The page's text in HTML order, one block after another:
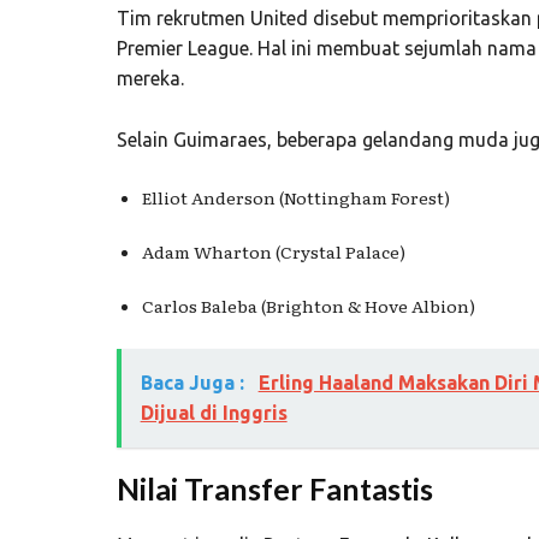
Tim rekrutmen United disebut memprioritaskan
Premier League. Hal ini membuat sejumlah
mereka.
Selain Guimaraes, beberapa gelandang muda
Elliot Anderson(Nottingham Forest)
Adam Wharton(Crystal Palace)
Carlos Baleba(Brighton & Hove Albion)
Baca Juga :
Erling Haaland Maksakan
Dijual di Inggris
Nilai Transfer Fantastis